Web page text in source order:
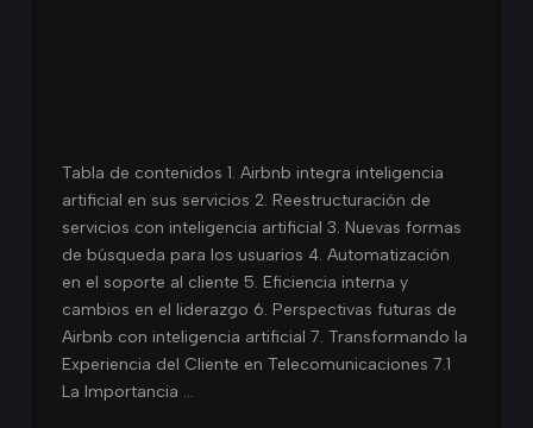
Tabla de contenidos 1. Airbnb integra inteligencia
artificial en sus servicios 2. Reestructuración de
servicios con inteligencia artificial 3. Nuevas formas
de búsqueda para los usuarios 4. Automatización
en el soporte al cliente 5. Eficiencia interna y
cambios en el liderazgo 6. Perspectivas futuras de
Airbnb con inteligencia artificial 7. Transformando la
Experiencia del Cliente en Telecomunicaciones 7.1
La Importancia …